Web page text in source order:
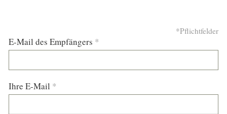
*Pflichtfelder
E-Mail des Empfängers *
Ihre E-Mail *